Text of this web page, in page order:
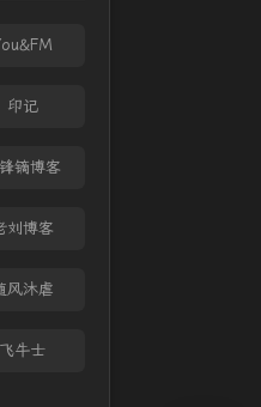
印记
镝博客
刘博客
风沐虐
飞牛士